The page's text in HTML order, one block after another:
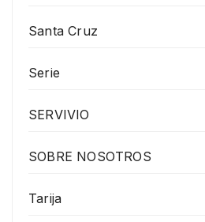
Santa Cruz
Serie
SERVIVIO
SOBRE NOSOTROS
Tarija